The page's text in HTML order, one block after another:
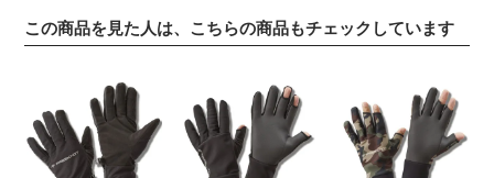
この商品を見た人は、こちらの商品もチェックしています